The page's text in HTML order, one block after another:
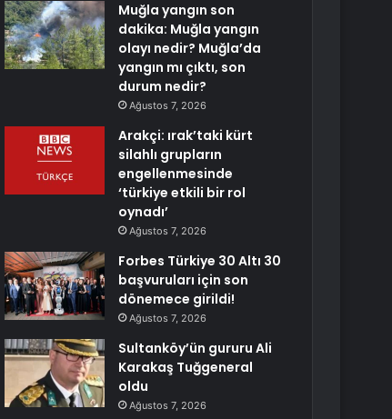
Muğla yangın son
dakika: Muğla yangın
olayı nedir? Muğla’da
yangın mı çıktı, son
durum nedir?
Ağustos 7, 2026
Arakçi: ırak’taki kürt
silahlı grupların
engellenmesinde
‘türkiye etkili bir rol
oynadı’
Ağustos 7, 2026
Forbes Türkiye 30 Altı 30
başvuruları için son
dönemece girildi!
Ağustos 7, 2026
Sultanköy’ün gururu Ali
Karakaş Tuğgeneral
oldu
Ağustos 7, 2026